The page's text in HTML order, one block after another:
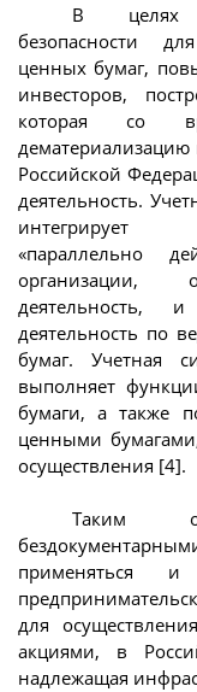
В целях
безопасности
ценных бумаг,
инвесторов,
которая со
дематериализацию
Российской
деятельность.
интегрирует
«параллельно
организации,
деятельность,
деятельность по
бумаг. Учетная
выполняет
бумаги, а также
ценными
осуществления [4].
Таким
применяться
для
акциями, в
надлежащая